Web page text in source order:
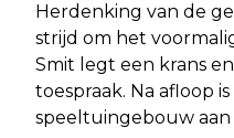
Herdenking van de
strijd om het
Smit legt een krans
toespraak. Na afloop
speeltuingebouw aan